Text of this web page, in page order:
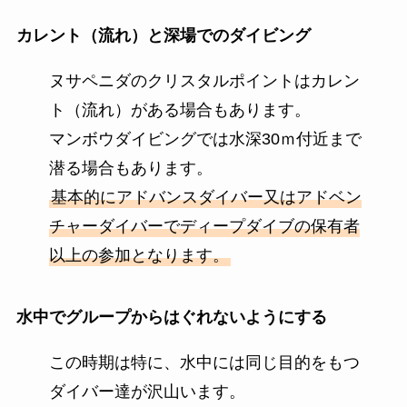
カレント（流れ）と深場でのダイビング
ヌサペニダのクリスタルポイントはカレン
ト（流れ）がある場合もあります。
マンボウダイビングでは水深30ｍ付近まで
潜る場合もあります。
基本的にアドバンスダイバー又はアドベン
チャーダイバーでディープダイブの保有者
以上の参加となります。
水中でグループからはぐれないようにする
この時期は特に、水中には同じ目的をもつ
ダイバー達が沢山います。